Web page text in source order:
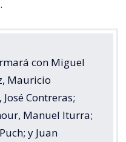
con Miguel
Mauricio
Contreras;
Manuel Iturra;
y Juan